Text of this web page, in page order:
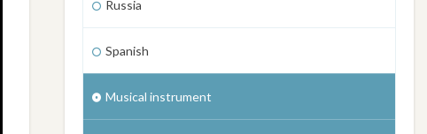
Russia
Spanish
Musical instrument